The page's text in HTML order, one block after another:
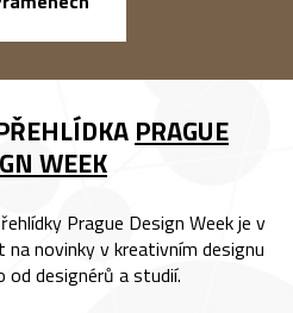
PRAGUE
WEEK
Prague Design Week je v
novinky v kreativním designu
od designérů a studií.